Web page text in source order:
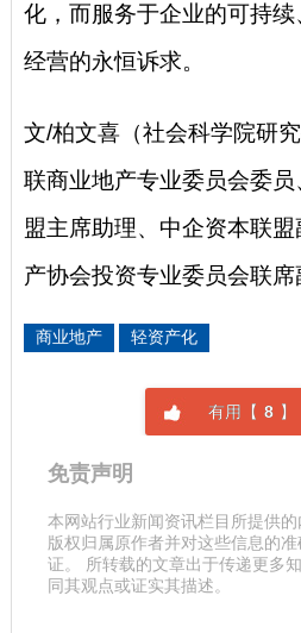
化，而服务于企业的可持
经营的永恒诉求。
文/柏文喜（社会科学院研
联商业地产专业委员会委
盟主席助理、中企资本联
产协会投资专业委员会联席
商业地产 轻资产化
有用【 8 】
免责声明
本网站行业新闻资讯栏目所提供的
版权归属原作者并对这些信息的
证。 所转载的文章出于传递更多
同其观点或证实其描述。